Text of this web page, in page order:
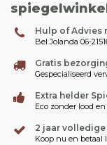
Hulp of Advies
Bel Jolanda 06-
Gratis
Gespecialiseerd
Extra helder
Eco zonder lood
2 jaar
Koop nu en betaal